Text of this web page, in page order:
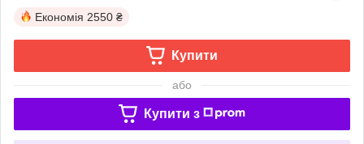
Економія 2550 ₴
Купити
або
Купити з